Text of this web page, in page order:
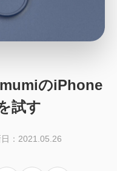
Android
のiPhone
試す
：2021.05.26